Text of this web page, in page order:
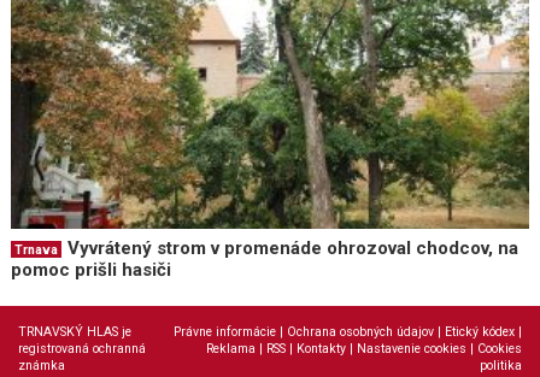
Trnava
Vyvrátený strom v promenáde ohrozoval chodcov, na
pomoc prišli hasiči
TRNAVSKÝ HLAS je
registrovaná ochranná
známka
Právne informácie | Ochrana osobných údajov | Etický kódex |
Reklama | RSS | Kontakty | Nastavenie cookies | Cookies
politika